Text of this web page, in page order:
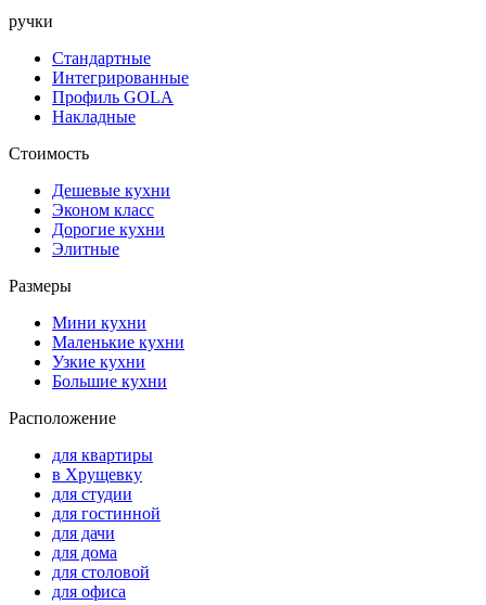
ручки
Стандартные
Интегрированные
Профиль GOLA
Накладные
Стоимость
Дешевые кухни
Эконом класс
Дорогие кухни
Элитные
Размеры
Мини кухни
Маленькие кухни
Узкие кухни
Большие кухни
Расположение
для квартиры
в Хрущевку
для студии
для гостинной
для дачи
для дома
для столовой
для офиса